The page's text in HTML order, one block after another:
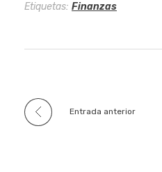
Etiquetas: Finanzas
Entrada anterior